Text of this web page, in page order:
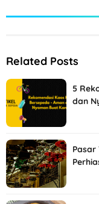
Related Posts
5
dan
Pasar